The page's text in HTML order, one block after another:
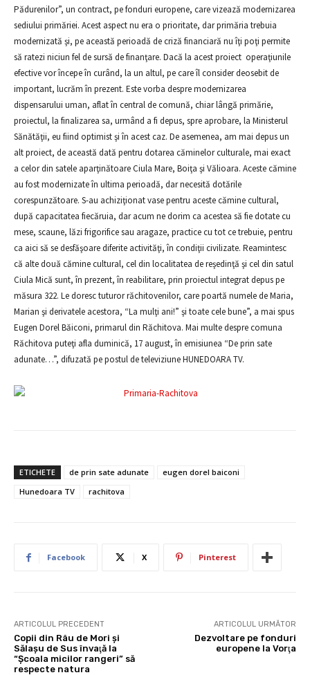
Pădurenilor”, un contract, pe fonduri europene, care vizează modernizarea
sediului primăriei. Acest aspect nu era o prioritate, dar primăria trebuia
modernizată şi, pe această perioadă de criză financiară nu îţi poţi permite
să ratezi niciun fel de sursă de finanţare. Dacă la acest proiect operaţiunile
efective vor începe în curând, la un altul, pe care îl consider deosebit de
important, lucrăm în prezent. Este vorba despre modernizarea
dispensarului uman, aflat în central de comună, chiar lângă primărie,
proiectul, la finalizarea sa, urmând a fi depus, spre aprobare, la Ministerul
Sănătăţii, eu fiind optimist şi în acest caz. De asemenea, am mai depus un
alt proiect, de această dată pentru dotarea căminelor culturale, mai exact
a celor din satele aparţinătoare Ciula Mare, Boiţa şi Vălioara. Aceste cămine
au fost modernizate în ultima perioadă, dar necesită dotările
corespunzătoare. S-au achiziţionat vase pentru aceste cămine cultural,
după capacitatea fiecăruia, dar acum ne dorim ca acestea să fie dotate cu
mese, scaune, lăzi frigorifice sau aragaze, practice cu tot ce trebuie, pentru
ca aici să se desfăşoare diferite activităţi, în condiţii civilizate. Reamintesc
că alte două cămine cultural, cel din localitatea de reşedinţă şi cel din satul
Ciula Mică sunt, în prezent, în reabilitare, prin proiectul integrat depus pe
măsura 322. Le doresc tuturor răchitovenilor, care poartă numele de Maria,
Marian şi derivatele acestora, “La mulţi ani!” şi toate cele bune”, a mai spus
Eugen Dorel Băiconi, primarul din Răchitova. Mai multe despre comuna
Răchitova puteţi afla duminică, 17 august, în emisiunea “De prin sate
adunate…”, difuzată pe postul de televiziune HUNEDOARA TV.
ETICHETE de prin sate adunate
eugen dorel baiconi
Hunedoara TV
rachitova
Facebook X Pinterest
ARTICOLUL PRECEDENT
Copii din Râu de Mori şi
Sălaşu de Sus învaţă la
“Şcoala micilor rangeri” să
respecte natura
ARTICOLUL URMĂTOR
Dezvoltare pe fonduri
europene la Vorţa